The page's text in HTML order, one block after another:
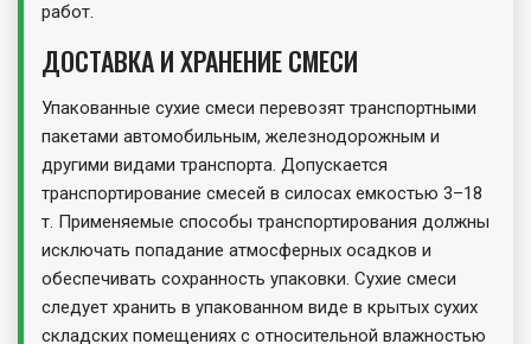
работ.
ДОСТАВКА И ХРАНЕНИЕ СМЕСИ
Упакованные сухие смеси перевозят транспортными
пакетами автомобильным, железнодорожным и
другими видами транспорта. Допускается
транспортирование смесей в силосах емкостью 3–18
т. Применяемые способы транспортирования должны
исключать попадание атмосферных осадков и
обеспечивать сохранность упаковки. Сухие смеси
следует хранить в упакованном виде в крытых сухих
складских помещениях с относительной влажностью